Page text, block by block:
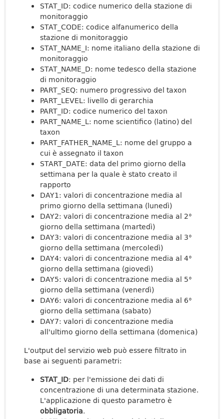
STAT_ID: codice numerico della stazione di
monitoraggio
STAT_CODE: codice alfanumerico della
stazione di monitoraggio
STAT_NAME_I: nome italiano della stazione di
monitoraggio
STAT_NAME_D: nome tedesco della stazione
di monitoraggio
PART_SEQ: numero progressivo del taxon
PART_LEVEL: livello di gerarchia
PART_ID: codice numerico del taxon
PART_NAME_L: nome scientifico (latino) del
taxon
PART_FATHER_NAME_L: nome del gruppo a
cui è assegnato il taxon
START_DATE: data del primo giorno della
settimana per la quale è stato creato il
rapporto
DAY1: valori di concentrazione media al
primo giorno della settimana (lunedì)
DAY2: valori di concentrazione media al 2°
giorno della settimana (martedì)
DAY3: valori di concentrazione media al 3°
giorno della settimana (mercoledì)
DAY4: valori di concentrazione media al 4°
giorno della settimana (giovedì)
DAY5: valori di concentrazione media al 5°
giorno della settimana (venerdì)
DAY6: valori di concentrazione media al 6°
giorno della settimana (sabato)
DAY7: valori di concentrazione media
all'ultimo giorno della settimana (domenica)
L'output del servizio web può essere filtrato in
base ai seguenti parametri:
STAT_ID: per l'emissione dei dati di
concentrazione di una determinata stazione.
L'applicazione di questo parametro è
obbligatoria.